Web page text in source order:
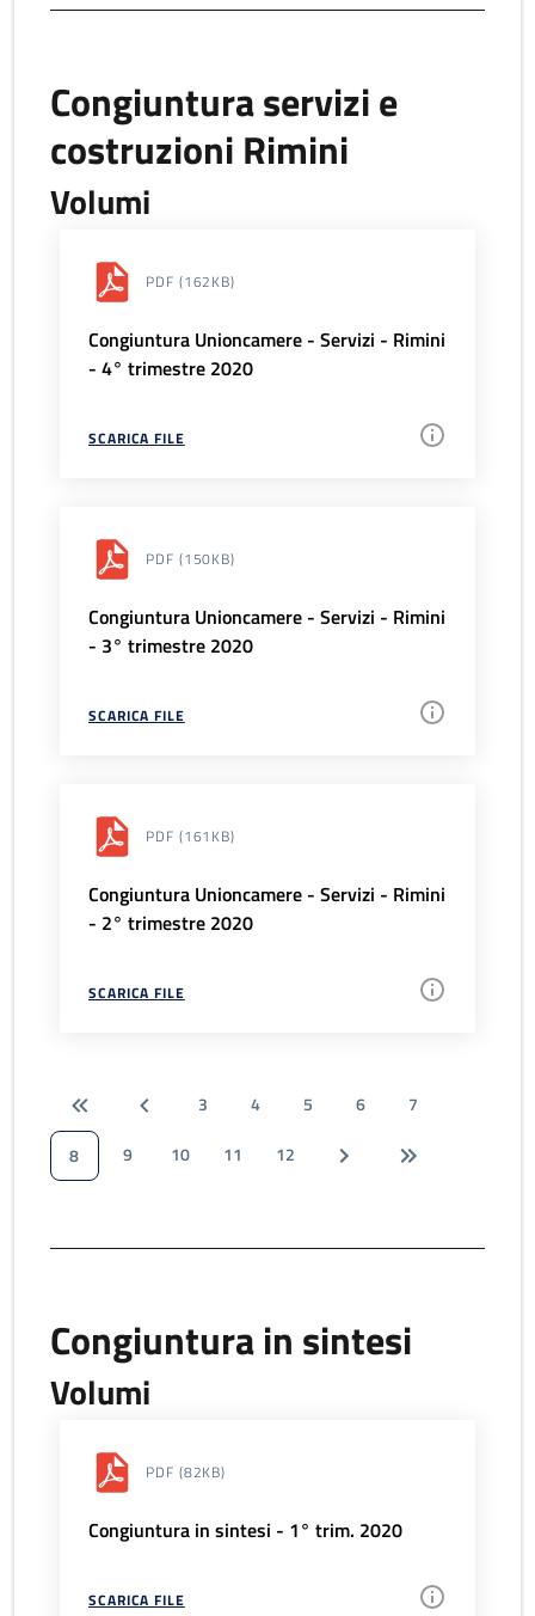
Congiuntura servizi e
costruzioni Rimini
Volumi
PDF (162KB)
Congiuntura Unioncamere - Servizi - Rimini
- 4° trimestre 2020
SCARICA FILE
PDF (150KB)
Congiuntura Unioncamere - Servizi - Rimini
- 3° trimestre 2020
SCARICA FILE
PDF (161KB)
Congiuntura Unioncamere - Servizi - Rimini
- 2° trimestre 2020
SCARICA FILE
3 4 5 6
7
8
9 10 11 12
Congiuntura in sintesi
Volumi
PDF (82KB)
Congiuntura in sintesi - 1° trim. 2020
SCARICA FILE